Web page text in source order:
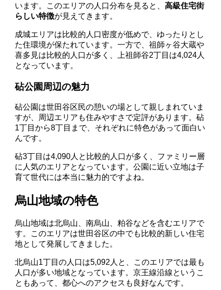
います。このエリアの人口分布を見ると、高級住宅街
らしい特徴が見えてきます。
成城エリアは比較的人口密度が低めで、ゆったりとし
た住環境が保たれています。一方で、祖師ヶ谷大蔵や
喜多見は比較的人口が多く、上祖師谷2丁目は4,024人
となっています。
砧公園周辺の魅力
砧公園は世田谷区民の憩いの場として親しまれていま
すが、周辺エリアも住みやすさで定評があります。砧
1丁目から8丁目まで、それぞれに特色があって面白い
んです。
砧3丁目は4,090人と比較的人口が多く、ファミリー層
に人気のエリアとなっています。公園に近い立地は子
育て世代には本当に魅力的ですよね。
烏山地域の特色
烏山地域は北烏山、南烏山、粕谷などを含むエリアで
す。このエリアは世田谷区の中でも比較的新しい住宅
地として発展してきました。
北烏山1丁目の人口は5,092人と、このエリアでは最も
人口が多い地域となっています。京王線沿線というこ
ともあって、都心へのアクセスも良好なんです。